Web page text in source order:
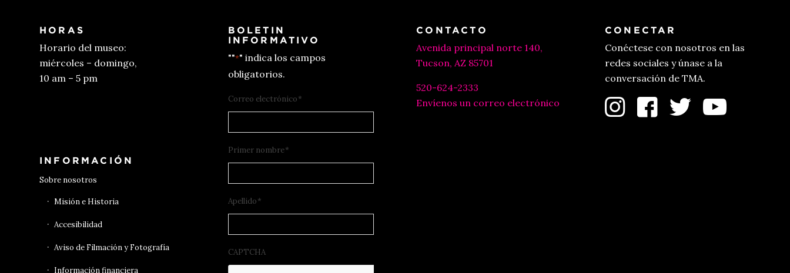
HORAS
Horario del museo:
miércoles – domingo,
10 am – 5 pm
INFORMACIÓN
Sobre nosotros
Misión e Historia
Accesibilidad
Aviso de Filmación y Fotografía
Información financiera
BOLETIN
INFORMATIVO
""*" indica los campos
obligatorios.
Correo electrónico*
Primer nombre*
Apellido*
CAPTCHA
CONTACTO
Avenida principal norte 140,
Tucson, AZ 85701
520-624-2333
Envíenos un correo electrónico
CONECTAR
Conéctese con nosotros en las
redes sociales y únase a la
conversación de TMA.